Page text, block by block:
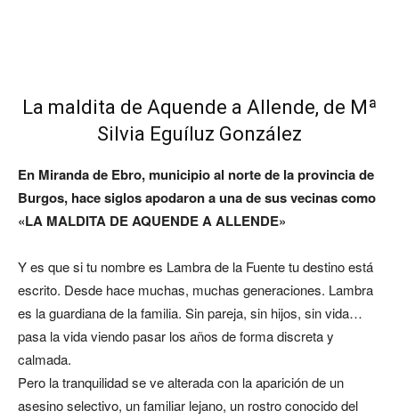
La maldita de Aquende a Allende, de Mª
Silvia Eguíluz González
En Miranda de Ebro, municipio al norte de la provincia de
Burgos, hace siglos apodaron a una de sus vecinas como
«LA MALDITA DE AQUENDE A ALLENDE»
Y es que si tu nombre es Lambra de la Fuente tu destino está
escrito. Desde hace muchas, muchas generaciones. Lambra
es la guardiana de la familia. Sin pareja, sin hijos, sin vida…
pasa la vida viendo pasar los años de forma discreta y
calmada.
Pero la tranquilidad se ve alterada con la aparición de un
asesino selectivo, un familiar lejano, un rostro conocido del